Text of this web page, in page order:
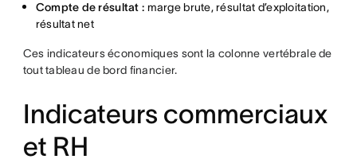
Compte de résultat : marge brute, résultat d’exploitation,
résultat net
Ces indicateurs économiques sont la colonne vertébrale de
tout tableau de bord financier.
Indicateurs commerciaux
et RH